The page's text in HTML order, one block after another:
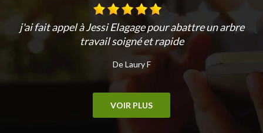
j'ai fait appel à Jessi Elagage pour abattre un arbre
travail soigné et rapide
De Laury F
VOIR PLUS